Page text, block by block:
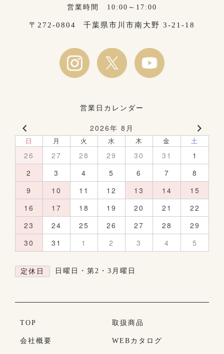
営業時間 10:00～17:00
〒272-0804 千葉県市川市南大野 3-21-18
営業日カレンダー
2026年 8月
日 月 火 水 木 金 土
26 27 28 29 30 31
1
2
3 4 5 6 7
8
9
10 11 12 13 14
15
16
17 18 19 20 21
22
23
24 25 26 27 28
29
30
31 1 2 3 4 5
定休日 日曜日・第2・3月曜日
TOP
会社概要
取扱商品
WEBカタログ